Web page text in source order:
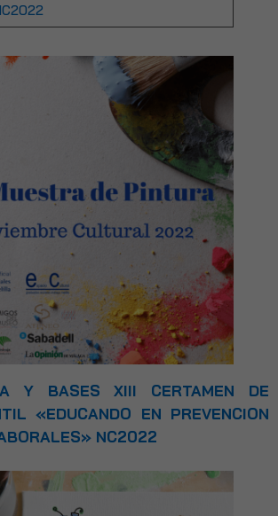
Y BASES XIII CERTAMEN DE
«EDUCANDO EN PREVENCION
NC2022